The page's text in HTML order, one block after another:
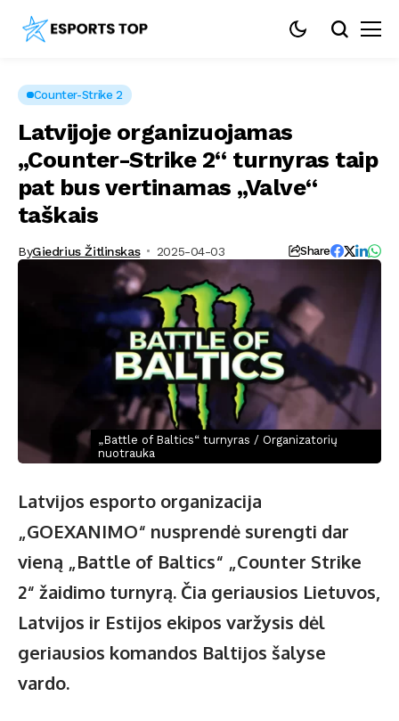
Counter-Strike 2
Latvijoje organizuojamas
„Counter-Strike 2“ turnyras taip
pat bus vertinamas „Valve“
taškais
ByGiedrius Žitlinskas 2025-04-03 Share
„Battle of Baltics“ turnyras / Organizatorių
nuotrauka
Latvijos esporto organizacija
„GOEXANIMO“ nusprendė surengti dar
vieną „Battle of Baltics“ „Counter Strike
2“ žaidimo turnyrą. Čia geriausios Lietuvos,
Latvijos ir Estijos ekipos varžysis dėl
geriausios komandos Baltijos šalyse
vardo.